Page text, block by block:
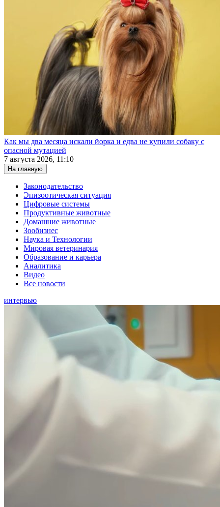
Как мы два месяца искали йорка и едва не купили собаку с
опасной мутацией
7 августа 2026, 11:10
На главную
Законодательство
Эпизоотическая ситуация
Цифровые системы
Продуктивные животные
Домашние животные
Зообизнес
Наука и Технологии
Мировая ветеринария
Образование и карьера
Аналитика
Видео
Все новости
интервью